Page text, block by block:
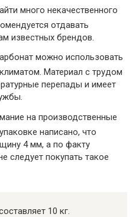
много некачественного
отдавать
известных брендов.
можно использовать
Материал с трудом
перепады и имеет
на производственные
написано, что
4 мм, а по факту
следует покупать такое
10 кг.